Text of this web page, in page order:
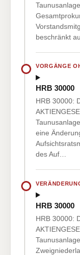
beschränkt
VORGÄNGE
HRB 30000
HRB 30000:
eine
des Auf…
HRB 30000
HRB 30000: